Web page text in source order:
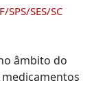
SES/SC
âmbito do
medicamentos